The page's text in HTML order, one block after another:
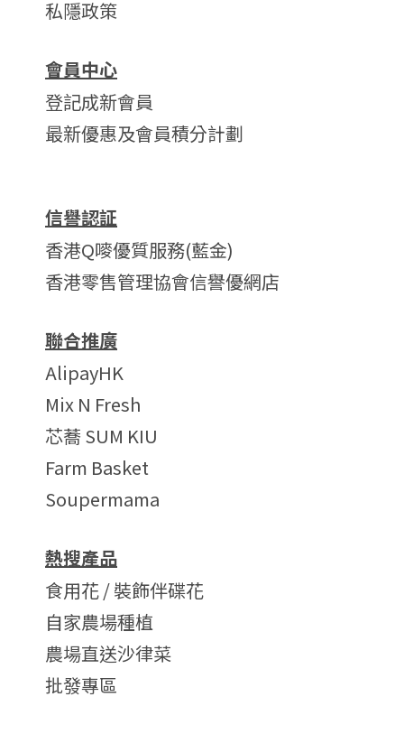
私隱政策
會員中心
登記成新會員
最新優惠及會員積分計劃
信譽認証
香港Q嘜優質服務(藍金)
香港零售管理協會信譽優網店
聯合推廣
AlipayHK
Mix N Fresh
芯蕎 SUM KIU
Farm Basket
Soupermama
熱搜產品
食用花 / 裝飾伴碟花
自家農場種植
農場直送沙律菜
批發專區